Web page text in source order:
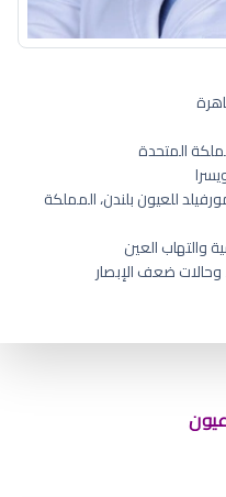
المتحدة
للعيون بلندن، المملكة
العين
وحالات ضعف الإبصار
الاستيقاظ من